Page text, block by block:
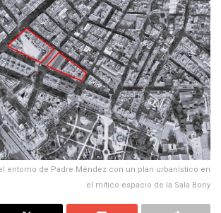
entorno de Padre Méndez con un plan urbanístico en
el mítico espacio de la Sala Bony